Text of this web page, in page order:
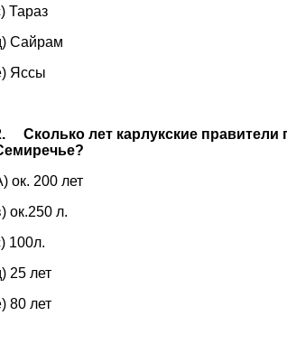
Тараз
Сайрам
Яссы
Сколько лет карлукские правители
ок. 200 лет
ок.250 л.
100л.
25 лет
80 лет